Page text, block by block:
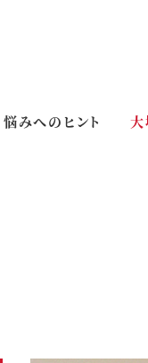
悩みへのヒント 大